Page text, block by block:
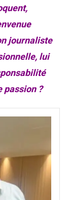
journaliste
lui
passion ?